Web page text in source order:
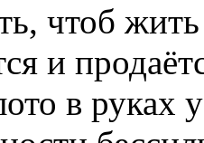
чтоб
и
в руках